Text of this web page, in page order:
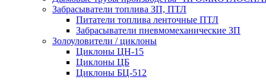
Забрасыватели топлива ЗП, ПТЛ
Питатели топлива ленточные ПТЛ
Забрасыватели пневмомеханические ЗП
Золоуловители / циклоны
Циклоны ЦН-15
Циклоны ЦБ
Циклоны БЦ-512